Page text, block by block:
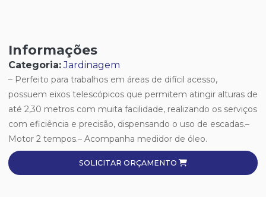
Informações
Categoria: Jardinagem
– Perfeito para trabalhos em áreas de difícil acesso,
possuem eixos telescópicos que permitem atingir alturas de
até 2,30 metros com muita facilidade, realizando os serviços
com eficiência e precisão, dispensando o uso de escadas.–
Motor 2 tempos.– Acompanha medidor de óleo.
SOLICITAR ORÇAMENTO